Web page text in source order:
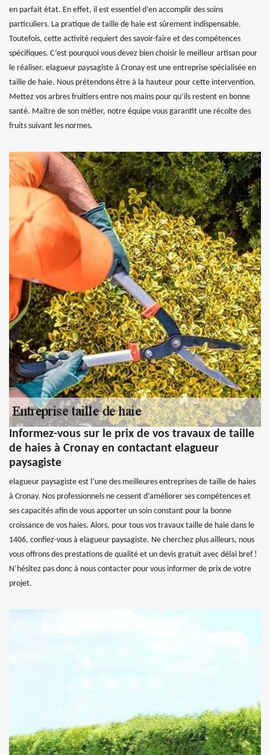
en parfait état. En effet, il est essentiel d’en accomplir des soins
particuliers. La pratique de taille de haie est sûrement indispensable.
Toutefois, cette activité requiert des savoir-faire et des compétences
spécifiques. C’est pourquoi vous devez bien choisir le meilleur artisan pour
le réaliser. elagueur paysagiste à Cronay est une entreprise spécialisée en
taille de haie. Nous prétendons être à la hauteur pour cette intervention.
Mettez vos arbres fruitiers entre nos mains pour qu’ils restent en bonne
santé. Maître de son métier, notre équipe vous garantit une récolte des
fruits suivant les normes.
Informez-vous sur le prix de vos travaux de taille
de haies à Cronay en contactant elagueur
paysagiste
elagueur paysagiste est l’une des meilleures entreprises de taille de haies
à Cronay. Nos professionnels ne cessent d’améliorer ses compétences et
ses capacités afin de vous apporter un soin constant pour la bonne
croissance de vos haies. Alors, pour tous vos travaux taille de haie dans le
1406, confiez-vous à elagueur paysagiste. Ne cherchez plus ailleurs, nous
vous offrons des prestations de qualité et un devis gratuit avec délai bref !
N’hésitez pas donc à nous contacter pour vous informer de prix de votre
projet.